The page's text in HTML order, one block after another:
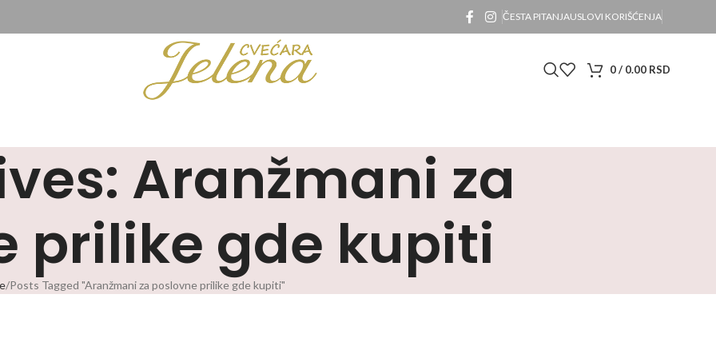
ČESTA PITANJAUSLOVI KORIŠĆENJA
0/ 0.00RSD
Aranžmani za
prilike gde kupiti
Posts Tagged "Aranžmani za poslovne prilike gde kupiti"